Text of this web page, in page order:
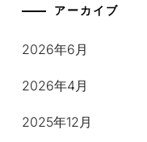
アーカイブ
2026年6月
2026年4月
2025年12月